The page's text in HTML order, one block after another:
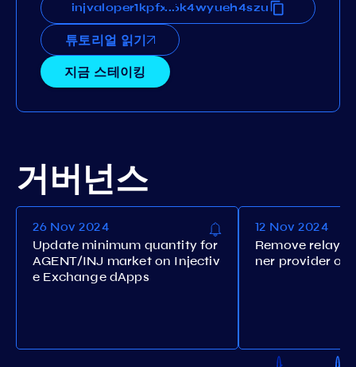
...
튜토리얼 읽기
지금 스테이킹
거버넌스
26 Nov 2024
Update minimum quantity for
AGENT/INJ market on Injectiv
e Exchange dApps
12 Nov 2024
Remove
ner provider